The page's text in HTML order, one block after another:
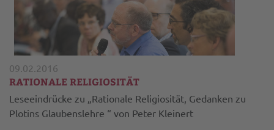
09.02.2016
RATIONALE RELIGIOSITÄT
Leseeindrücke zu „Rationale Religiosität, Gedanken zu
Plotins Glaubenslehre “ von Peter Kleinert